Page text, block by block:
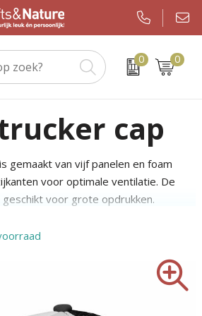
0 0
als relatiegeschenk
als relatiegeschenk
gelegenheid
cap
gemaakt van vijf panelen en foam
voor optimale ventilatie. De
voor grote opdrukken.